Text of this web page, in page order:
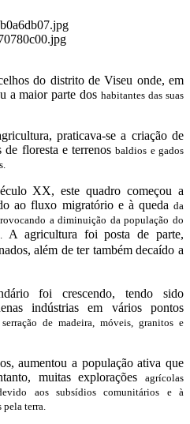
do distrito de Viseu onde, em
a maior parte doshabitantes das suas
praticava-se a criação de
de floresta e terrenosbaldios e gados
XX, este quadro começou a
ao fluxo migratório e à queda da
a diminuição da população do
A agricultura foi posta de parte,
além de ter também decaído a
foi crescendo, tendo sido
indústrias em vários pontos
de madeira, móveis, granitos e
aumentou a população ativa que
muitas explorações agrícolas
aos subsídios comunitários e à
terra.